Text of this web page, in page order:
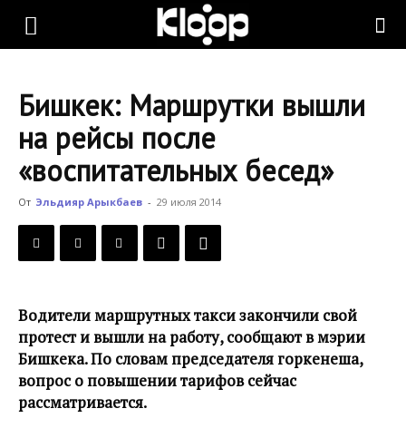
KLOOP.KG
Новости
Кыргызстана
Бишкек: Маршрутки вышли
на рейсы после
«воспитательных бесед»
От Эльдияр Арыкбаев - 29 июля 2014
Водители маршрутных такси закончили свой
протест и вышли на работу, сообщают в мэрии
Бишкека. По словам председателя горкенеша,
вопрос о повышении тарифов сейчас
рассматривается.